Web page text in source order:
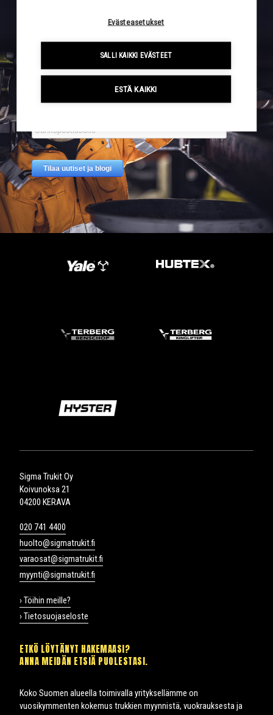
Sigmalla tapahtuu. Tilaa kampanjat ja uutiset suoraan
Sigma Trukit Oy
Koivunoksa 21
04200 KERAVA
020 741 4400
huolto@sigmatrukit.fi
varaosat@sigmatrukit.fi
myynti@sigmatrukit.fi
› Töihin meille?
› Tietosuojaseloste
ETKÖ LÖYTÄNYT HAKEMAASI?
ANNA MEIDÄN ETSIÄ PUOLESTASI.
Koko Suomen alueella toimivalla yrityksellämme on
vuosikymmenten kokemus trukkien myynnistä, vuokrauksesta ja
Evästeasetukset
SALLI KAIKKI EVÄSTEET
ESTÄ KAIKKI